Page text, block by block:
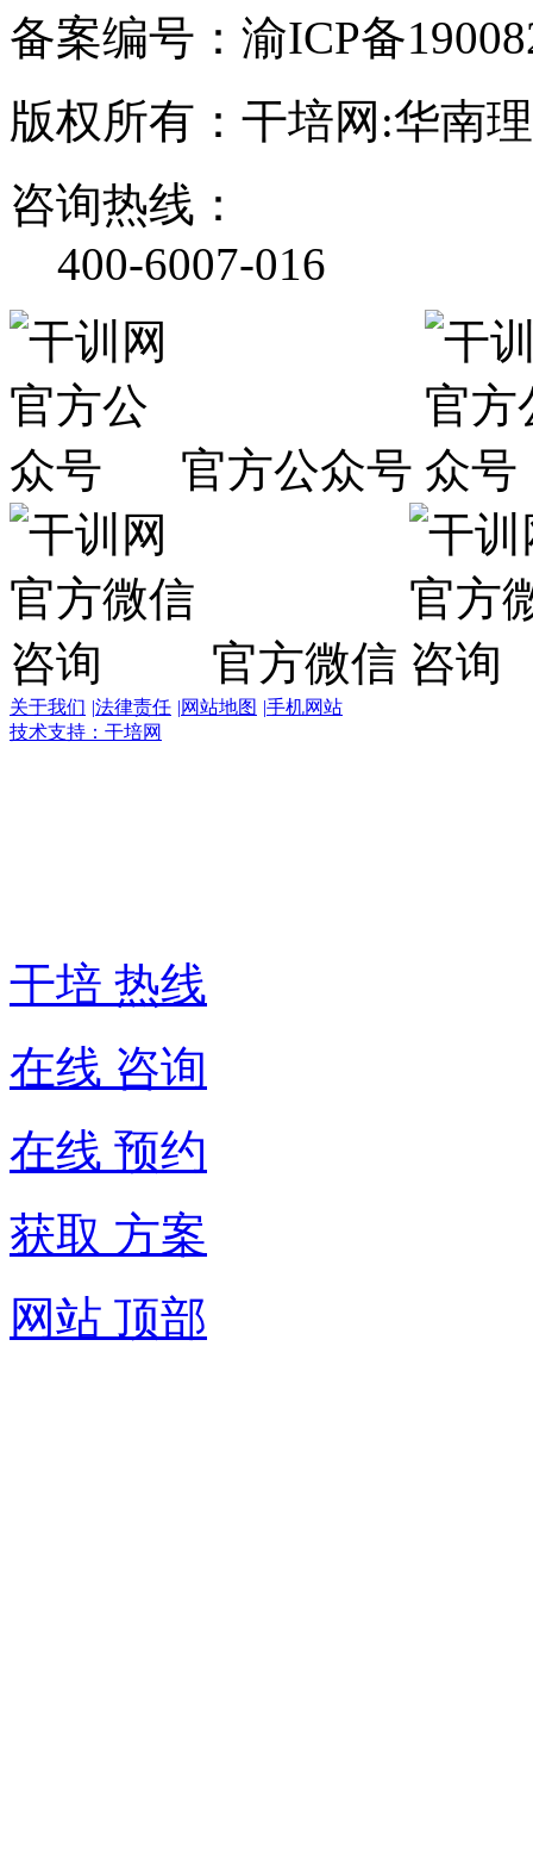
备案编号：渝ICP备
版权所有：干培网:华南
咨询热线：
400-6007-016
官方公众号
官方微信
关于我们 |法律责任 |网站地图 |手机网站
技术支持：干培网
干培 热线
在线 咨询
在线 预约
获取 方案
网站 顶部